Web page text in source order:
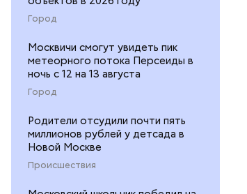
Город
Москвичи смогут увидеть пик
метеорного потока Персеиды в
ночь с 12 на 13 августа
Город
Родители отсудили почти пять
миллионов рублей у детсада в
Новой Москве
Происшествия